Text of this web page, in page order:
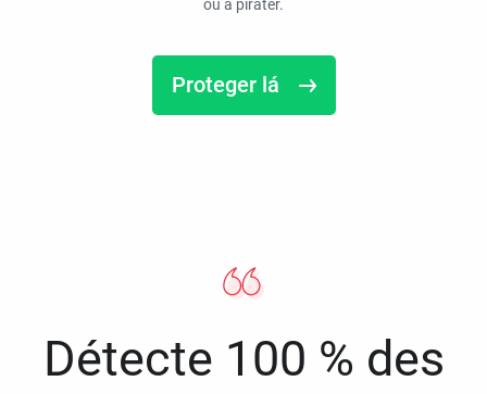
ou à pirater.
Proteger lá
Détecte 100 % des